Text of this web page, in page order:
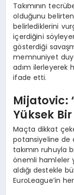
Takımının
olduğunu
belirlediklerini
içerdiğini
gösterdiği
memnuniyet
adım ilerleyerek
ifade etti.
Mijatovic:
Yüksek
Maçta dikkat
potansiyeline de
takımın ruhuyla
önemli hamleler
aldığı destekle
EuroLeague’in